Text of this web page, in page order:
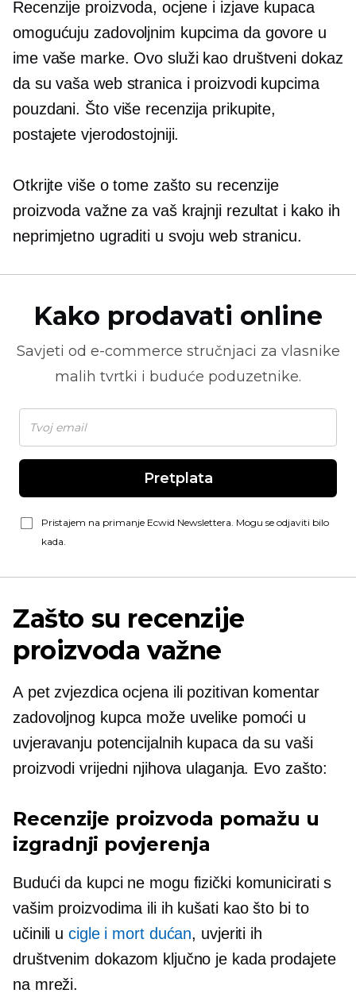
Recenzije proizvoda, ocjene i izjave kupaca
omogućuju zadovoljnim kupcima da govore u
ime vaše marke. Ovo služi kao društveni dokaz
da su vaša web stranica i proizvodi kupcima
pouzdani. Što više recenzija prikupite,
postajete vjerodostojniji.
Otkrijte više o tome zašto su recenzije
proizvoda važne za vaš krajnji rezultat i kako ih
neprimjetno ugraditi u svoju web stranicu.
Kako prodavati online
Savjeti od e-commerce stručnjaci za vlasnike
malih tvrtki i buduće poduzetnike.
Pretplata
Pristajem na primanje Ecwid Newslettera. Mogu se odjaviti bilo
kada.
Zašto su recenzije
proizvoda važne
A pet zvjezdicaocjena ili pozitivan komentar
zadovoljnog kupca može uvelike pomoći u
uvjeravanju potencijalnih kupaca da su vaši
proizvodi vrijedni njihova ulaganja. Evo zašto:
Recenzije proizvoda pomažu u
izgradnji povjerenja
Budući da kupci ne mogu fizički komunicirati s
vašim proizvodima ili ih kušati kao što bi to
učinili ucigle i mortdućan, uvjeriti ih
društvenim dokazom ključno je kada prodajete
na mreži.